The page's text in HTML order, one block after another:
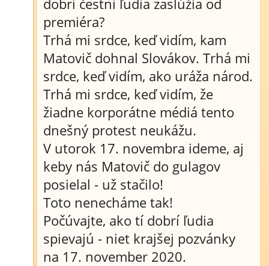
dobrí čestní ľudia zaslúžia od
premiéra?
Trhá mi srdce, keď vidím, kam
Matovič dohnal Slovákov. Trhá mi
srdce, keď vidím, ako uráža národ.
Trhá mi srdce, keď vidím, že
žiadne korporátne médiá tento
dnešný protest neukážu.
V utorok 17. novembra ideme, aj
keby nás Matovič do gulagov
posielal - už stačilo!
Toto nenecháme tak!
Počúvajte, ako tí dobrí ľudia
spievajú - niet krajšej pozvánky
na 17. november 2020.